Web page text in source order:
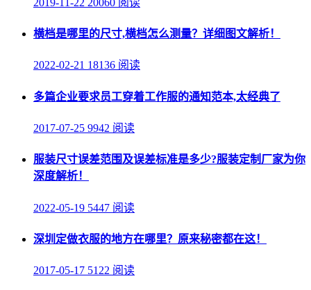
2019-11-22 20060 阅读
横档是哪里的尺寸,横档怎么测量？详细图文解析！
2022-02-21 18136 阅读
多篇企业要求员工穿着工作服的通知范本,太经典了
2017-07-25 9942 阅读
服装尺寸误差范围及误差标准是多少?服装定制厂家为你
深度解析！
2022-05-19 5447 阅读
深圳定做衣服的地方在哪里？原来秘密都在这！
2017-05-17 5122 阅读